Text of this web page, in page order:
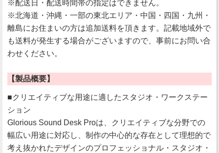
※配送日・配送時間帯の指定はできません。
※北海道・沖縄・一部の東北エリア・中国・四国・九州・
離島にお住まいの方は追加送料を頂きます。記載地域外で
も送料が発生する場合がございますので、事前にお問い合
わせください。
【製品概要】
■クリエイティブな用途に適したスタジオ・ワークステー
ション
Glorious Sound Desk Proは、クリエイティブな分野での
幅広い用途に対応し、制作の中心的な存在として理想的で
考え抜かれたデザインのプロフェッショナル・スタジオ・